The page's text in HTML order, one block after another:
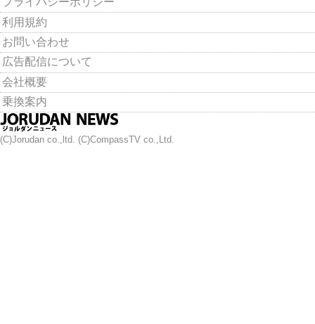
利用規約
お問い合わせ
広告配信について
会社概要
乗換案内
(C)Jorudan co.,ltd. (C)CompassTV co.,Ltd.